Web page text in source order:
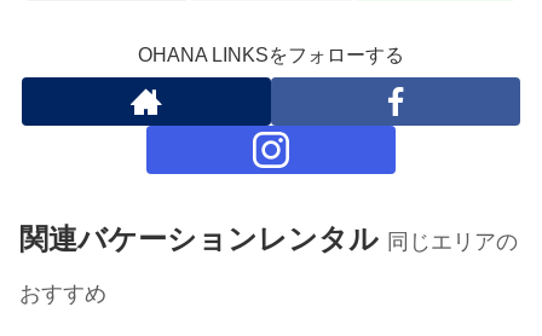
OHANA LINKSをフォローする
関連バケーションレンタル 同じエリアの
おすすめ